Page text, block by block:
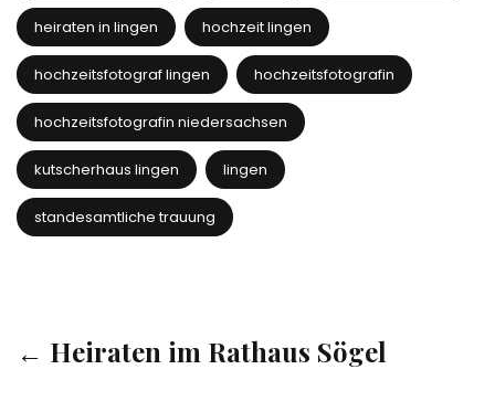
heiraten in lingen hochzeit lingen
hochzeitsfotograf lingen hochzeitsfotografin
hochzeitsfotografin niedersachsen
kutscherhaus lingen lingen
standesamtliche trauung
← Heiraten im Rathaus Sögel